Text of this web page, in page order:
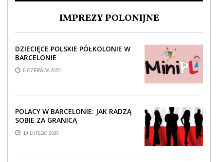
IMPREZY POLONIJNE
DZIECIĘCE POLSKIE PÓŁKOLONIE W
BARCELONIE
5 CZERWCA 2023
POLACY W BARCELONIE: JAK RADZĄ
SOBIE ZA GRANICĄ
10 LUTEGO 2023